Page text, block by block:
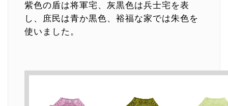
紫色の盾は将軍宅、灰黒色は兵士宅を表
し、庶民は青か黒色、裕福な家では朱色を
使いました。